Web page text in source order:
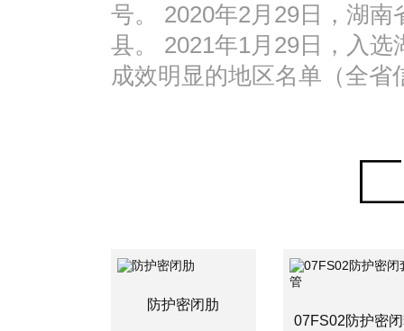
号。 2020年2月29日，湖
县。 2021年1月29日，入
成效明显的地区名单（全省
防护密闭肋
07FS02防护密